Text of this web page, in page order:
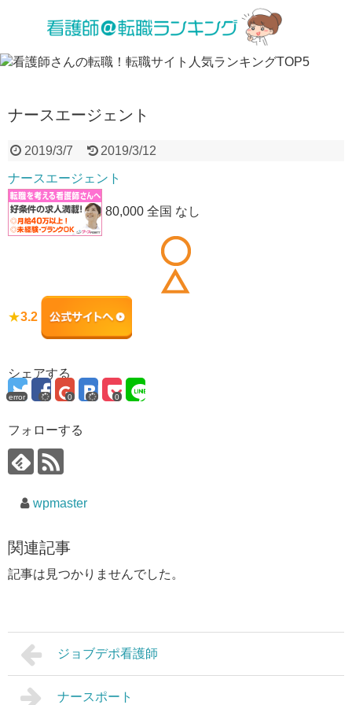
ナースエージェント
2019/3/7 2019/3/12
ナースエージェント
80,000 全国 なし
★3.2
シェアする
error 0 0
フォローする
wpmaster
関連記事
記事は見つかりませんでした。
ジョブデポ看護師
ナースポート